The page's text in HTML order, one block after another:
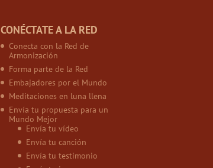
CONÉCTATE A LA RED
Conecta con la Red de
Armonización
Forma parte de la Red
Embajadores por el Mundo
Meditaciones en luna llena
Envía tu propuesta para un
Mundo Mejor
Envía tu vídeo
Envía tu canción
Envía tu testimonio